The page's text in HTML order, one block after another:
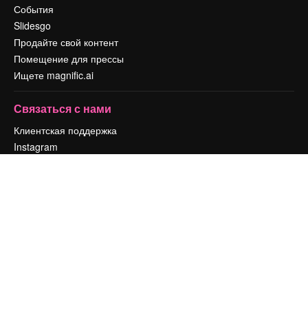
События
Slidesgo
Продайте свой контент
Помещение для прессы
Ищете magnific.ai
Связаться с нами
Клиентская поддержка
Instagram